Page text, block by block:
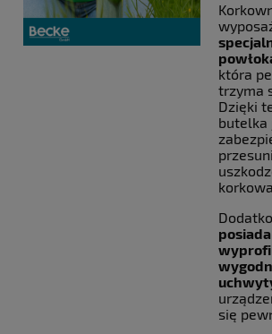
która
trzyma
Dzięki
butelka
posiada
się